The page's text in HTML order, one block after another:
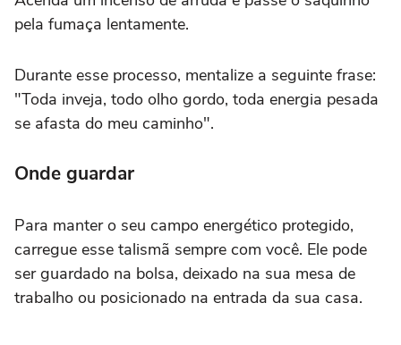
pela fumaça lentamente.
Durante esse processo, mentalize a seguinte frase:
"Toda inveja, todo olho gordo, toda energia pesada
se afasta do meu caminho".
Onde guardar
Para manter o seu campo energético protegido,
carregue esse talismã sempre com você. Ele pode
ser guardado na bolsa, deixado na sua mesa de
trabalho ou posicionado na entrada da sua casa.